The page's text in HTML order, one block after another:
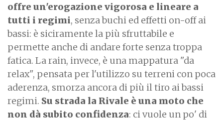
offre un'erogazione vigorosa e lineare a
tutti i regimi, senza buchi ed effetti on-off ai
bassi: è siciramente la più sfruttabile e
permette anche di andare forte senza troppa
fatica. La rain, invece, è una mappatura "da
relax", pensata per l'utilizzo su terreni con poca
aderenza, smorza ancora di più il tiro ai bassi
regimi. Su strada la Rivale è una moto che
non dà subito confidenza: ci vuole un po' di